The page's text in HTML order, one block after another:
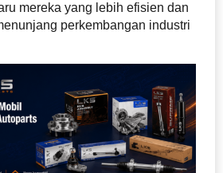
mereka yang lebih efisien dan
perkembangan industri